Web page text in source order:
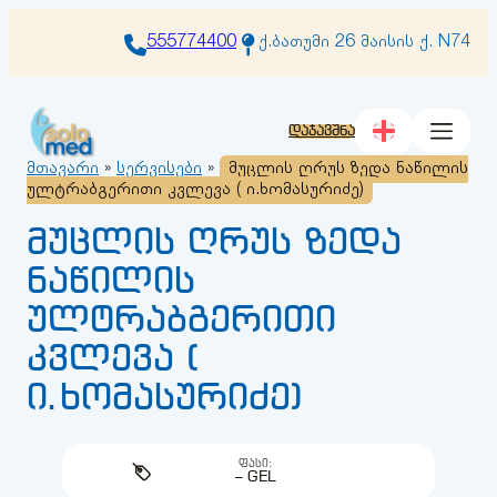
555774400 ქ.ბათუმი 26 მაისის ქ. N74
დაჯავშნა
მთავარი » სერვისები »
მუცლის ღრუს ზედა ნაწილის
ულტრაბგერითი კვლევა ( ი.ხომასურიძე)
მუცლის ღრუს ზედა
ნაწილის
ულტრაბგერითი
კვლევა (
ი.ხომასურიძე)
ᲤᲐᲡᲘ:
– GEL